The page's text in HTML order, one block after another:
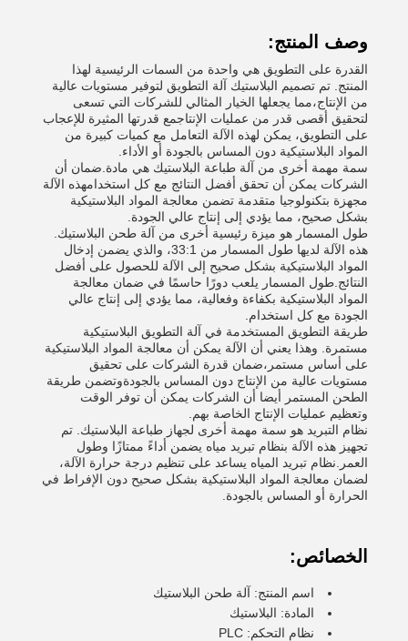
وصف المنتج:
القدرة على التطويق هي واحدة من السمات الرئيسية لهذا
المنتج. تم تصميم البلاستيك آلة التطويق لتوفير مستويات عالية
من الإنتاج،مما يجعلها الخيار المثالي للشركات التي تسعى
لتحقيق أقصى قدر من عمليات الإنتاجمع قدرتها المثيرة للإعجاب
على التطويق، يمكن لهذه الآلة التعامل مع كميات كبيرة من
المواد البلاستيكية دون المساس بالجودة أو الأداء.
سمة مهمة أخرى من آلة طباعة البلاستيك هي مادة.ضمان أن
الشركات يمكن أن تحقق أفضل النتائج مع كل استخدامهذه الآلة
مجهزة بتكنولوجيا متقدمة تضمن معالجة المواد البلاستيكية
بشكل صحيح، مما يؤدي إلى إنتاج عالي الجودة.
طول المسمار هو ميزة رئيسية أخرى من آلة طحن البلاستيك.
هذه الآلة لديها طول المسمار من 33:1، والذي يضمن إدخال
المواد البلاستيكية بشكل صحيح إلى الآلة للحصول على أفضل
النتائج.طول المسمار يلعب دورًا حاسمًا في ضمان معالجة
المواد البلاستيكية بكفاءة وفعالية، مما يؤدي إلى إنتاج عالي
الجودة مع كل استخدام.
طريقة التطويق المستخدمة في آلة التطويق البلاستيكية
مستمرة. وهذا يعني أن الآلة يمكن أن معالجة المواد البلاستيكية
على أساس مستمر،ضمان قدرة الشركات على تحقيق
مستويات عالية من الإنتاج دون المساس بالجودةوتضمن طريقة
الطحن المستمر أيضا أن الشركات يمكن أن توفر الوقت
وتعظيم عمليات الإنتاج الخاصة بهم.
نظام التبريد هو سمة مهمة أخرى لجهاز طباعة البلاستيك. تم
تجهيز هذه الآلة بنظام تبريد مياه يضمن أداءً ممتازًا وطول
العمر.نظام تبريد المياه يساعد على تنظيم درجة حرارة الآلة،
لضمان معالجة المواد البلاستيكية بشكل صحيح دون الإفراط في
الحرارة أو المساس بالجودة.
الخصائص:
اسم المنتج: آلة طحن البلاستيك
المادة: البلاستيك
نظام التحكم: PLC